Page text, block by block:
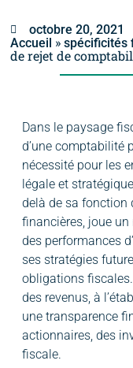
octobre 20, 2021
Accueil » spécificités
de rejet de
Dans le paysage
d’une comptabilité
nécessité pour les
légale et
delà de sa fonction
financières, joue
des performances
ses stratégies
obligations
des revenus, à
une transparence
actionnaires, des
fiscale.